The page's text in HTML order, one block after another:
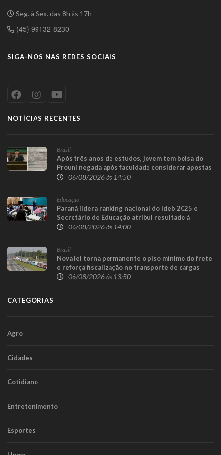
Seg. à Sex. das 8h às 17h
(45) 99132-8230
SIGA-NOS NAS REDES SOCIAIS
NOTÍCIAS RECENTES
Brasil
Após três anos de estudos, jovem tem bolsa do
Prouni negada após faculdade considerar apostas
online como renda familiar
06/08/2026 às 14:50
Educação
Paraná lidera ranking nacional do Ideb 2025 e
Secretário de Educação atribui resultado à
recomposição e padronização das redes
06/08/2026 às 14:00
Brasil
Nova lei torna permanente o piso mínimo do frete
e reforça fiscalização no transporte de cargas
06/08/2026 às 13:50
CATEGORIAS
Agro
Cidades
Cotidiano
Entretenimento
Esportes